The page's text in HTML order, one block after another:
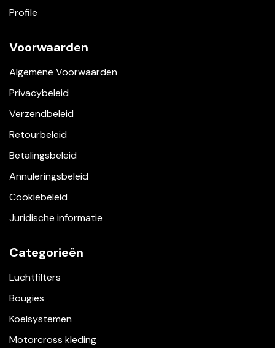
Profile
Voorwaarden
Algemene Voorwaarden
Privacybeleid
Verzendbeleid
Retourbeleid
Betalingsbeleid
Annuleringsbeleid
Cookiebeleid
Juridische informatie
Categorieën
Luchtfilters
Bougies
Koelsystemen
Motorcross kleding